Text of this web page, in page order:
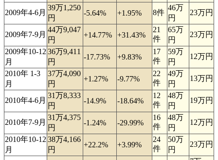
2009年4-6月
39万1,250
円
-5.64% +1.95% 8件
46万
円
23万円
2009年7-9月
44万9,047
円
+14.77% +31.43%
21
件
65万
円
23万円
2009年10-12
月
36万9,411
円
-17.73% +9.83%
17
件
59万
円
12万円
2010年 1-3
月
37万4,090
円
+1.27% -9.77%
22
件
49万
円
13万円
2010年4-6月
31万8,333
円
-14.9% -18.64%
12
件
48万
円
19万円
2010年7-9月
31万4,375
円
-1.24% -29.99%
16
件
48万
円
12万円
2010年10-12
月
38万4,166
円
+22.2% +3.99%
24
件
50万
円
23万円